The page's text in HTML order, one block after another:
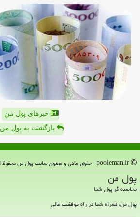
خبرهای پول من
بازگشت به پول من
پول من
محاسبه گر پول شما
پول من، همراه شما در راه موفقیت مالی